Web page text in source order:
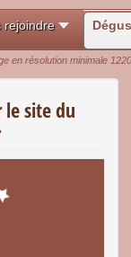
rejoindre
en résolution minimale
le site du